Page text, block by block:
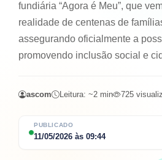
PUBLICADO
11/05/2026 às 09:44
fundiária “Agora é Meu”, que
realidade de centenas de
assegurando oficialmente a
promovendo inclusão social e
ascom Leitura: ~2 min 725